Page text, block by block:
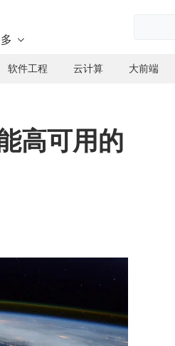

软件工程 云计算 大前端
高可用的